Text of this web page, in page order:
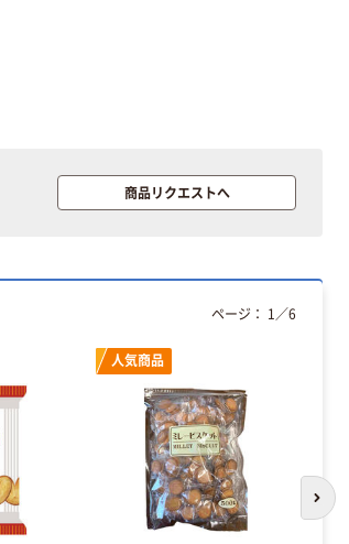
商品リクエストへ
人気商品
ページ： 1 ／6
次
ーホワイト+
￥149~
100％ 200枚
企画 オリジナル
本気プライス
ティッシュペー
パー ボックス
150組 5箱入 ア
スクル スマート
コンパクト ビ
￥307~